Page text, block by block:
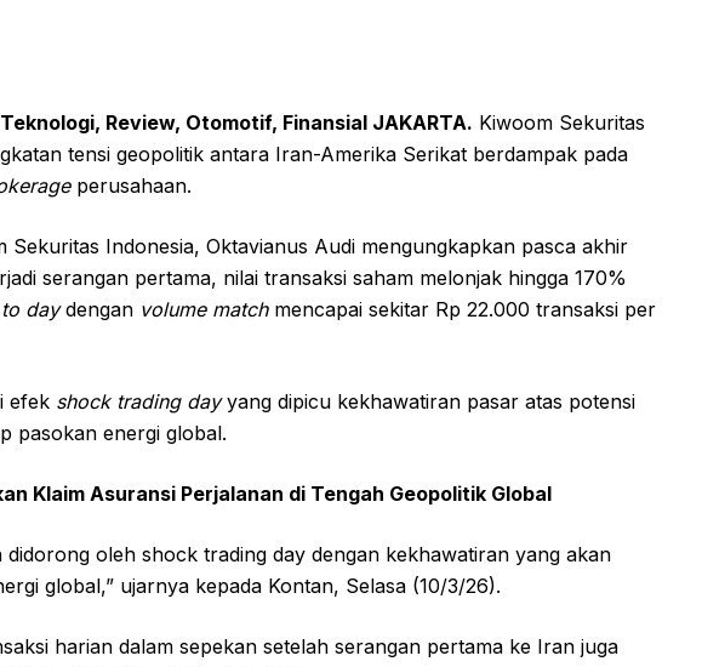
Review, Otomotif, Finansial JAKARTA. Kiwoom Sekuritas
tensi geopolitik antara Iran-Amerika Serikat berdampak pada
perusahaan.
Sekuritas Indonesia, Oktavianus Audi mengungkapkan pasca akhir
serangan pertama, nilai transaksi saham melonjak hingga 170%
daydengan volume match mencapai sekitar Rp 22.000 transaksi per
efek shock trading dayyang dipicu kekhawatiran pasar atas potensi
pasokan energi global.
Klaim Asuransi Perjalanan di Tengah Geopolitik Global
didorong oleh shock trading day dengan kekhawatiran yang akan
global,” ujarnya kepada Kontan, Selasa (10/3/26).
harian dalam sepekan setelah serangan pertama ke Iran juga